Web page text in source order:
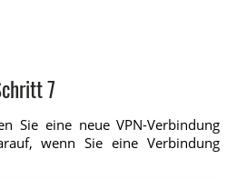
7
Sie eine neue VPN-Verbindung
wenn Sie eine Verbindung